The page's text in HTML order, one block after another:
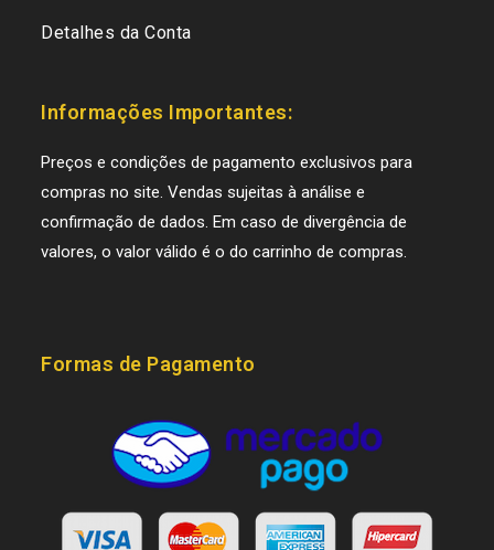
Detalhes da Conta
Informações Importantes:
Preços e condições de pagamento exclusivos para
compras no site. Vendas sujeitas à análise e
confirmação de dados. Em caso de divergência de
valores, o valor válido é o do carrinho de compras.
Formas de Pagamento